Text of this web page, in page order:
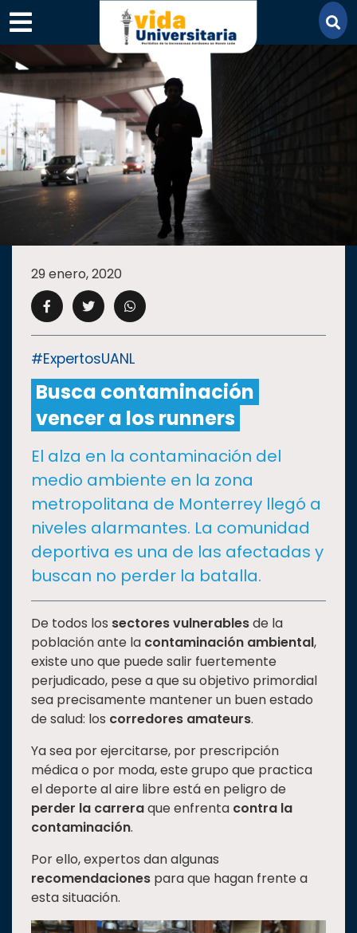
×
SECCIONES
ACADEMIA
CAMPUS UANL
CULTURA
I+D+IEXPERTOS
SALUD
SUSTENTABILIDAD
TEMAS
Oferta
educativa
Rectoría
Investigación
Internacionalización
social
Vinculación
29 enero, 2020
#ExpertosUANL
Busca contaminación
vencer a los runners
El alza en la contaminación del
medio ambiente en la zona
metropolitana de Monterrey llegó a
niveles alarmantes. La comunidad
deportiva es una de las afectadas y
buscan no perder la batalla.
De todos los sectores vulnerablesde la
población ante la contaminación ambiental,
existe uno que puede salir fuertemente
perjudicado, pese a que su objetivo primordial
sea precisamente mantener un buen estado
de salud: los corredores amateurs.
Ya sea por ejercitarse, por prescripción
médica o por moda, este grupo que practica
el deporte al aire libre está en peligro de
perder la carreraque enfrenta contra la
contaminación.
Por ello, expertos dan algunas
recomendaciones para que hagan frente a
esta situación.